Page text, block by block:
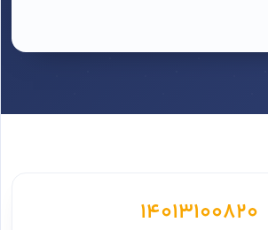
14013100820